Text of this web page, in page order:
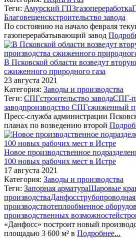
Теги: Амурский ГПЗгазопереработка
Благовещенскстроительство завода
По состоянию на начало февраля
газоперерабатывающий завод
В Псковской области возведут
сжиженного природного газа
23 августа 2021
Категория: Заводы и производства
Теги: СПГстроительство заводаСПГ-
заводпроизводство СПГсжиженный
Пресс-служба администрации
планах по возведению второй
Новое производственное
100 новых рабочих мест в Истре
17 августа 2021
Категория: Заводы и производства
Теги: Запорная арматураШаровые
производстваДанфосс
производствотеплообменное
производственных возможностей
«Данфосс» построит новый
площадью 3 600 м² в Подробнее...